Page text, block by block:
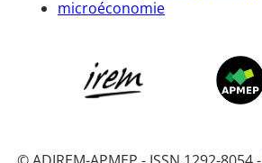
microéconomie